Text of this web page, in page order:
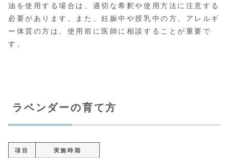
油を使用する場合は、適切な希釈や使用方法に注意する
必要があります。また、妊娠中や授乳中の方、アレルギ
ー体質の方は、使用前に医師に相談することが重要で
す。
ラベンダーの育て方
項目 実施時期